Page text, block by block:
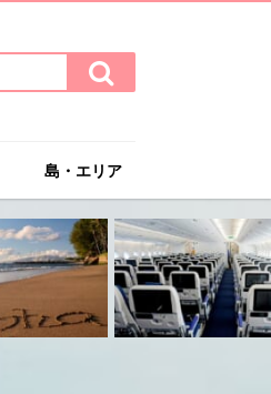
検
索
す
島・エリア